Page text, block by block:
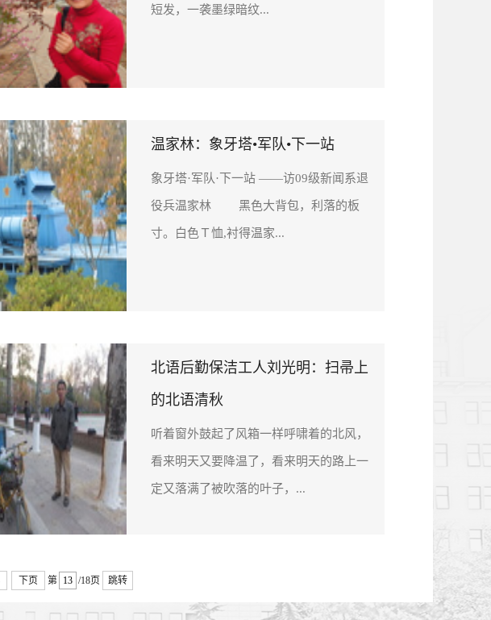
短发，一袭墨绿暗纹...
温家林：象牙塔•军队•下一站
象牙塔·军队·下一站 ――访09级新闻系退
役兵温家林 黑色大背包，利落的板
寸。白色Ｔ恤,衬得温家...
北语后勤保洁工人刘光明：扫帚上
的北语清秋
听着窗外鼓起了风箱一样呼啸着的北风，
看来明天又要降温了，看来明天的路上一
定又落满了被吹落的叶子，...
下页 第 /18页 跳转